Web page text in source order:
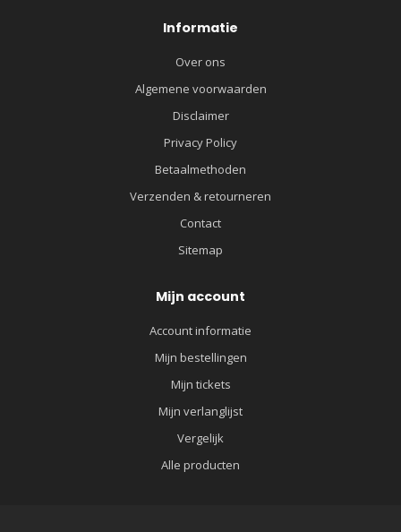
Informatie
Over ons
Algemene voorwaarden
Disclaimer
Privacy Policy
Betaalmethoden
Verzenden & retourneren
Contact
Sitemap
Mijn account
Account informatie
Mijn bestellingen
Mijn tickets
Mijn verlanglijst
Vergelijk
Alle producten